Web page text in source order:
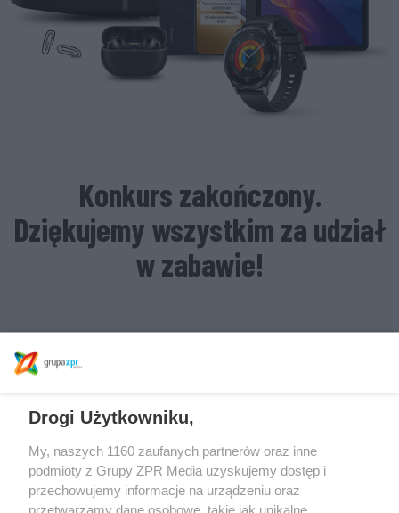
Konkurs zakończony.
Dziękujemy wszystkim za udział
w zabawie!
Drogi Użytkowniku,
My, naszych 1160 zaufanych partnerów oraz inne
podmioty z Grupy ZPR Media uzyskujemy dostęp i
przechowujemy informacje na urządzeniu oraz
przetwarzamy dane osobowe, takie jak unikalne